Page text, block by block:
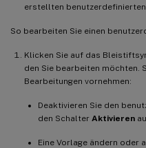
erstellten benutzerdefinierten
So bearbeiten Sie einen
Klicken Sie auf das
den Sie bearbeiten möchten.
Bearbeitungen vornehmen:
Deaktivieren Sie den
den Schalter Aktivieren
Eine Vorlage ändern oder